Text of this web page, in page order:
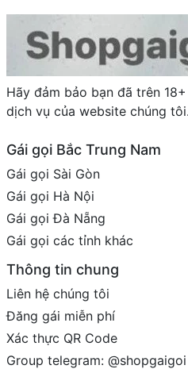
Hãy đảm bảo bạn đã trên
dịch vụ của website chúng
Gái gọi Bắc Trung Nam
Gái gọi Sài Gòn
Gái gọi Hà Nội
Gái gọi Đà Nẵng
Gái gọi các tỉnh khác
Thông tin chung
Liên hệ chúng tôi
Đăng gái miễn phí
Xác thực QR Code
Group telegram: @shopgaigoi